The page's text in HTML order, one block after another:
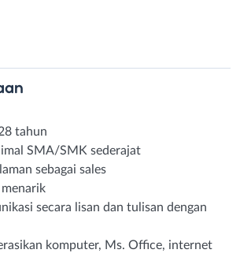
tahun
SMA/SMK sederajat
sebagai sales
secara lisan dan tulisan dengan
komputer, Ms. Office, internet